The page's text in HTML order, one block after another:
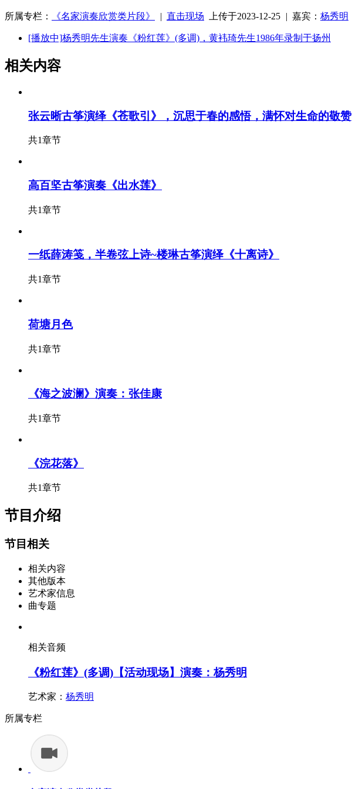
所属专栏： 《名家演奏欣赏类片段》 | 直击现场 上传于2023-12-25 | 嘉宾： 杨秀明
[播放中]杨秀明先生演奏《粉红莲》(多调)，黄袆琦先生1986年录制于扬州
相关内容
张云晰古筝演绎《苍歌引》，沉思于春的感悟，满怀对生命的敬赞
共1章节
高百坚古筝演奏《出水莲》
共1章节
一纸薛涛笺，半卷弦上诗~楼琳古筝演绎《十离诗》
共1章节
荷塘月色
共1章节
《海之波澜》演奏：张佳康
共1章节
《浣花落》
共1章节
节目介绍
节目相关
相关内容
其他版本
艺术家信息
曲专题
相关音频
《粉红莲》(多调)【活动现场】演奏：杨秀明
艺术家： 杨秀明
所属专栏